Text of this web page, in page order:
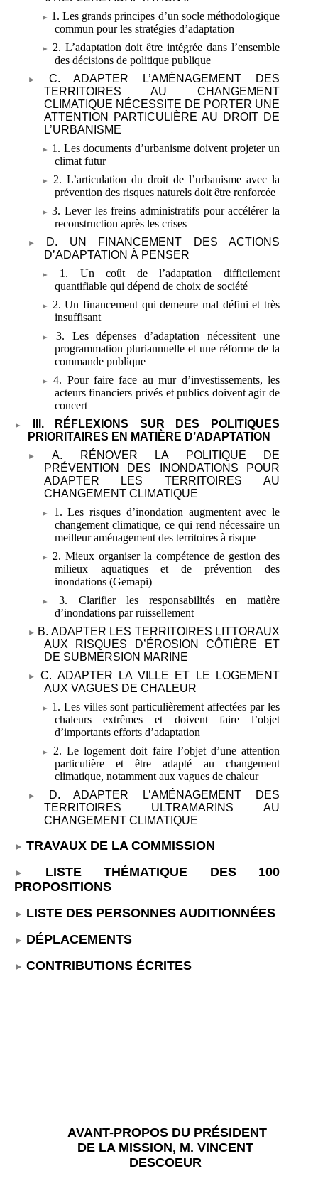
1. Les grands principes d’un socle méthodologique
commun pour les stratégies d’adaptation
2. L’adaptation doit être intégrée dans l’ensemble
des décisions de politique publique
C. ADAPTER L’AMÉNAGEMENT DES
TERRITOIRES AU CHANGEMENT
CLIMATIQUE NÉCESSITE DE PORTER UNE
ATTENTION PARTICULIÈRE AU DROIT DE
L’URBANISME
1. Les documents d’urbanisme doivent projeter un
climat futur
2. L’articulation du droit de l’urbanisme avec la
prévention des risques naturels doit être renforcée
3. Lever les freins administratifs pour accélérer la
reconstruction après les crises
D. UN FINANCEMENT DES ACTIONS
D’ADAPTATION À PENSER
1. Un coût de l’adaptation difficilement
quantifiable qui dépend de choix de société
2. Un financement qui demeure mal défini et très
insuffisant
3. Les dépenses d’adaptation nécessitent une
programmation pluriannuelle et une réforme de la
commande publique
4. Pour faire face au mur d’investissements, les
acteurs financiers privés et publics doivent agir de
concert
III. RÉFLEXIONS SUR DES POLITIQUES
PRIORITAIRES EN MATIÈRE D’ADAPTATION
A. RÉNOVER LA POLITIQUE DE
PRÉVENTION DES INONDATIONS POUR
ADAPTER LES TERRITOIRES AU
CHANGEMENT CLIMATIQUE
1. Les risques d’inondation augmentent avec le
changement climatique, ce qui rend nécessaire un
meilleur aménagement des territoires à risque
2. Mieux organiser la compétence de gestion des
milieux aquatiques et de prévention des
inondations (Gemapi)
3. Clarifier les responsabilités en matière
d’inondations par ruissellement
B. ADAPTER LES TERRITOIRES LITTORAUX
AUX RISQUES D’ÉROSION CÔTIÈRE ET
DE SUBMERSION MARINE
C. ADAPTER LA VILLE ET LE LOGEMENT
AUX VAGUES DE CHALEUR
1. Les villes sont particulièrement affectées par les
chaleurs extrêmes et doivent faire l’objet
d’importants efforts d’adaptation
2. Le logement doit faire l’objet d’une attention
particulière et être adapté au changement
climatique, notamment aux vagues de chaleur
D. ADAPTER L’AMÉNAGEMENT DES
TERRITOIRES ULTRAMARINS AU
CHANGEMENT CLIMATIQUE
TRAVAUX DE LA COMMISSION
LISTE THÉMATIQUE DES 100
PROPOSITIONS
LISTE DES PERSONNES AUDITIONNÉES
DÉPLACEMENTS
CONTRIBUTIONS ÉCRITES
AVANT-PROPOS DU PRÉSIDENT
DE LA MISSION, M. VINCENT
DESCOEUR